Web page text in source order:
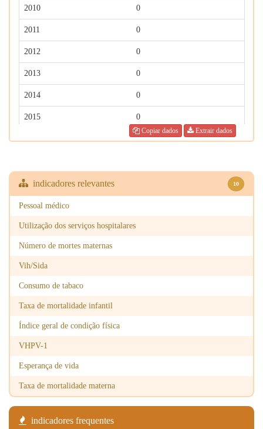
2010 0
2011 0
2012 0
2013 0
2014 0
2015 0
1
2018
2019
2020
2021
2022
2023
Extrair dados
Copiar dados
indicadores relevantes 10
Pessoal médico
Utilização dos serviços hospitalares
Número de mortes maternas
Vih/Sida
Consumo de tabaco
Taxa de mortalidade infantil
Índice geral de condição física
VHPV-1
Esperança de vida
Taxa de mortalidade materna
indicadores frequentes